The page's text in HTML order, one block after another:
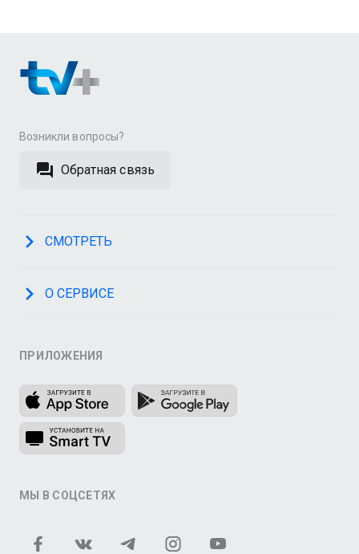
Возникли вопросы?
Обратная связь
СМОТРЕТЬ
О СЕРВИСЕ
ПРИЛОЖЕНИЯ
МЫ В СОЦСЕТЯХ